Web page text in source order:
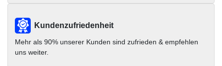
Kundenzufriedenheit
Mehr als 90% unserer Kunden sind zufrieden & empfehlen
uns weiter.